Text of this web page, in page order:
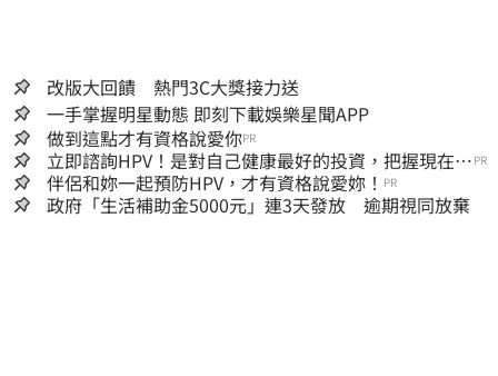
改版大回饋 熱門3C大獎接力送
一手掌握明星動態 即刻下載娛樂星聞APP
做到這點才有資格說愛你PR
立即諮詢HPV！是對自己健康最好的投資，把握現在不
嫌晚！
PR
伴侶和妳一起預防HPV，才有資格說愛妳！ PR
政府「生活補助金5000元」連3天發放 逾期視同放棄